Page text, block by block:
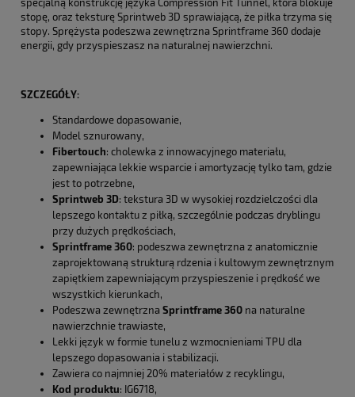
stopę, oraz teksturę Sprintweb 3D sprawiającą, że piłka trzyma się
stopy. Sprężysta podeszwa zewnętrzna Sprintframe 360 dodaje
energii, gdy przyspieszasz na naturalnej nawierzchni.
SZCZEGÓŁY:
Standardowe dopasowanie,
Model sznurowany,
Fibertouch: cholewka z innowacyjnego materiału,
zapewniająca lekkie wsparcie i amortyzację tylko tam, gdzie
jest to potrzebne,
Sprintweb 3D: tekstura 3D w wysokiej rozdzielczości dla
lepszego kontaktu z piłką, szczególnie podczas dryblingu
przy dużych prędkościach,
Sprintframe 360: podeszwa zewnętrzna z anatomicznie
zaprojektowaną strukturą rdzenia i kultowym zewnętrznym
zapiętkiem zapewniającym przyspieszenie i prędkość we
wszystkich kierunkach,
Podeszwa zewnętrzna Sprintframe 360 na naturalne
nawierzchnie trawiaste,
Lekki język w formie tunelu z wzmocnieniami TPU dla
lepszego dopasowania i stabilizacji.
Zawiera co najmniej 20% materiałów z recyklingu,
Kod produktu: IG6718,